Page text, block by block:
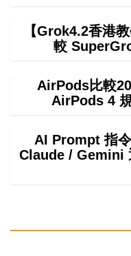
【Grok4.2香港
較
AirPods比較
AirPods 4
AI Prompt 指
Claude / Gemini